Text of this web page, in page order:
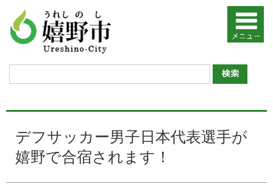
デフサッカー男子日本代表選手が
嬉野で合宿されます！